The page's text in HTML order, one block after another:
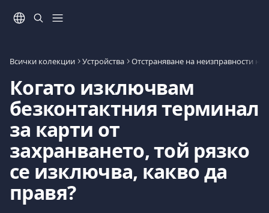
Всички колекции Устройства Отстраняване на неизправности на
Когато изключвам
безконтактния терминал
за карти от
захранването, той рязко
се изключва, какво да
правя?